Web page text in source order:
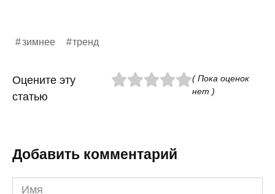
зимнее тренд
Оцените эту
статью
( Пока оценок
нет )
Добавить комментарий
Имя